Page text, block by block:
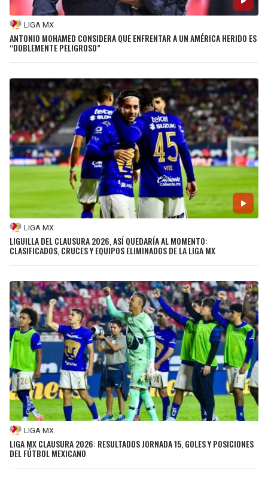
LIGA MX
ANTONIO MOHAMED CONSIDERA QUE ENFRENTAR A UN AMÉRICA HERIDO ES
“DOBLEMENTE PELIGROSO”
LIGA MX
LIGUILLA DEL CLAUSURA 2026, ASÍ QUEDARÍA AL MOMENTO:
CLASIFICADOS, CRUCES Y EQUIPOS ELIMINADOS DE LA LIGA MX
LIGA MX
LIGA MX CLAUSURA 2026: RESULTADOS JORNADA 15, GOLES Y POSICIONES
DEL FÚTBOL MEXICANO